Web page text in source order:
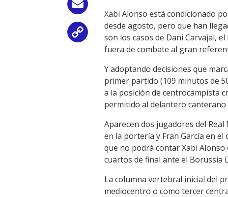
Copy
Link
Xabi Alonso está condicionado
desde agosto, pero que han
son los casos de Dani Carvajal,
fuera de combate al gran
Y adoptando decisiones que
primer partido (109 minutos de
a la posición de centrocampista
permitido al delantero
Aparecen dos jugadores del
en la portería y Fran García en
que no podrá contar Xabi Alonso
cuartos de final ante el Borussia
La columna vertebral inicial del
mediocentro o como tercer